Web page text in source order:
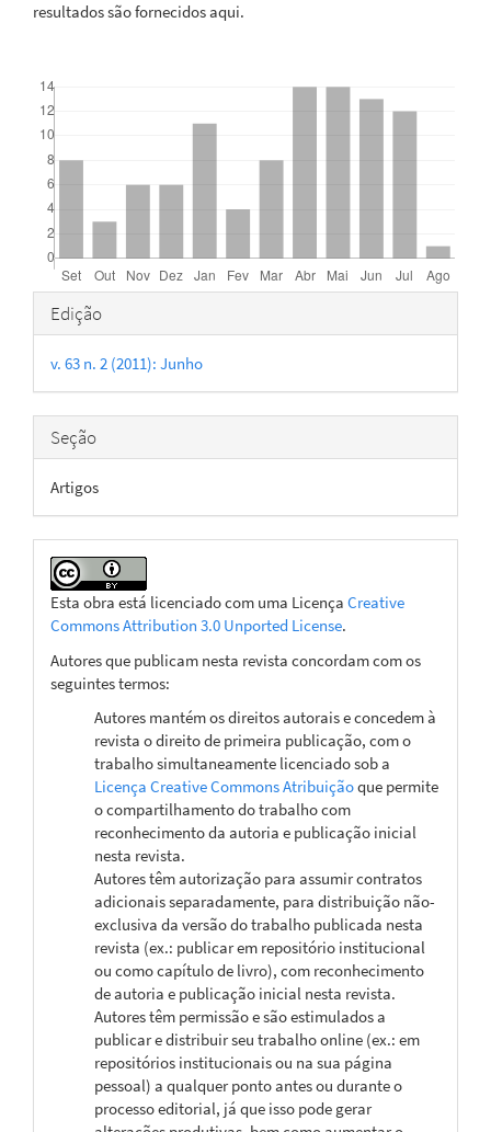
resultados são fornecidos aqui.
Detalhes
do
artigo
Edição
v. 63 n. 2 (2011): Junho
Seção
Artigos
Esta obra está licenciado com uma Licença Creative
Commons Attribution 3.0 Unported License.
Autores que publicam nesta revista concordam com os
seguintes termos:
Autores mantém os direitos autorais e concedem à
revista o direito de primeira publicação, com o
trabalho simultaneamente licenciado sob a
Licença Creative Commons Atribuiçãoque permite
o compartilhamento do trabalho com
reconhecimento da autoria e publicação inicial
nesta revista.
Autores têm autorização para assumir contratos
adicionais separadamente, para distribuição não-
exclusiva da versão do trabalho publicada nesta
revista (ex.: publicar em repositório institucional
ou como capítulo de livro), com reconhecimento
de autoria e publicação inicial nesta revista.
Autores têm permissão e são estimulados a
publicar e distribuir seu trabalho online (ex.: em
repositórios institucionais ou na sua página
pessoal) a qualquer ponto antes ou durante o
processo editorial, já que isso pode gerar